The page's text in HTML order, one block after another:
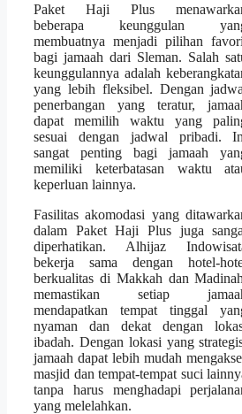
Paket Haji Plus
beberapa keunggulan
membuatnya menjadi pilihan
bagi jamaah dari Sleman. Salah
keunggulannya adalah
yang lebih fleksibel. Dengan
penerbangan yang teratur,
dapat memilih waktu yang
sesuai dengan jadwal pribadi.
sangat penting bagi jamaah
memiliki keterbatasan waktu
keperluan lainnya.
Fasilitas akomodasi yang
dalam Paket Haji Plus juga
diperhatikan. Alhijaz
bekerja sama dengan hotel-
berkualitas di Makkah dan
memastikan setiap
mendapatkan tempat tinggal
nyaman dan dekat dengan
ibadah. Dengan lokasi yang
jamaah dapat lebih mudah
masjid dan tempat-tempat suci
tanpa harus menghadapi
yang melelahkan.